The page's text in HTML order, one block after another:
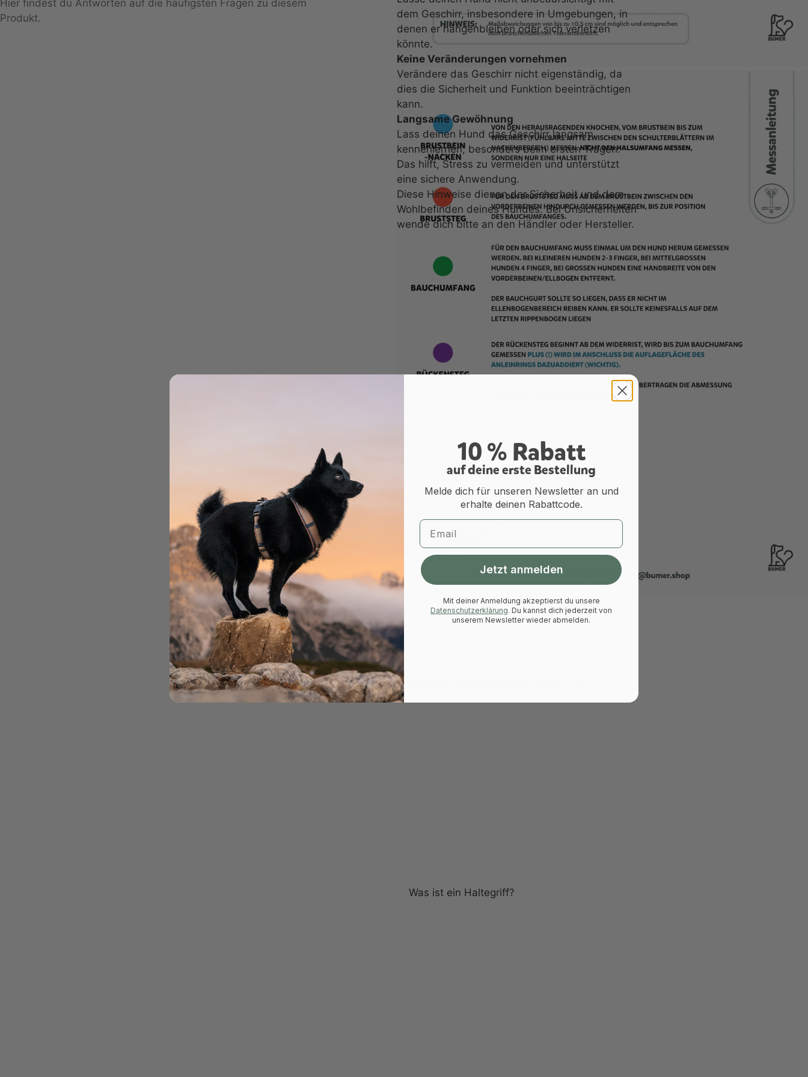
dem Geschirr, insbesondere in Umgebungen, in
denen er hängenbleiben oder sich verletzen
könnte.
Keine Veränderungen vornehmen
Verändere das Geschirr nicht eigenständig, da
dies die Sicherheit und Funktion beeinträchtigen
kann.
Langsame Gewöhnung
Lass deinen Hund das Geschirr langsam
kennenlernen, besonders beim ersten Tragen.
Das hilft, Stress zu vermeiden und unterstützt
eine sichere Anwendung.
Diese Hinweise dienen der Sicherheit und dem
Wohlbefinden deines Hundes. Bei Unsicherheiten
wende dich bitte an den Händler oder Hersteller.
Hier findest du Antworten auf die häufigsten Fragen zu diesem
Produkt.
Wann kommt meine Bestellung an?
Was ist ein Haltegriff?
10 % Rabatt
auf deine erste Bestellung
Melde dich für unseren Newsletter an und
erhalte deinen Rabattcode.
Email
Jetzt anmelden
Mit deiner Anmeldung akzeptierst du unsere
Datenschutzerklärung. Du kannst dich jederzeit von
unserem Newsletter wieder abmelden.